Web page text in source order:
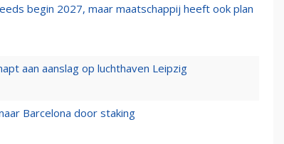
begin 2027, maar maatschappij heeft ook plan
aan aanslag op luchthaven Leipzig
Barcelona door staking